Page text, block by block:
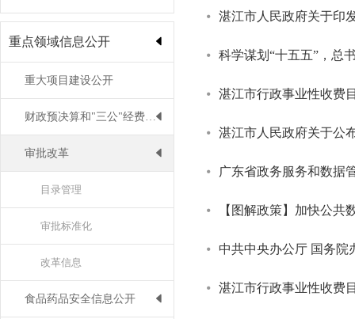
重点领域信息公开
重大项目建设公开
财政预决算和"三公"经费公开
审批改革
目录管理
审批标准化
改革信息
食品药品安全信息公开
湛江市人民政府关于印发赋予
科学谋划“十五五”，总
湛江市行政事业性收费
湛江市人民政府关于公
广东省政务服务和数据
【图解政策】加快公共
中共中央办公厅 国务院
湛江市行政事业性收费